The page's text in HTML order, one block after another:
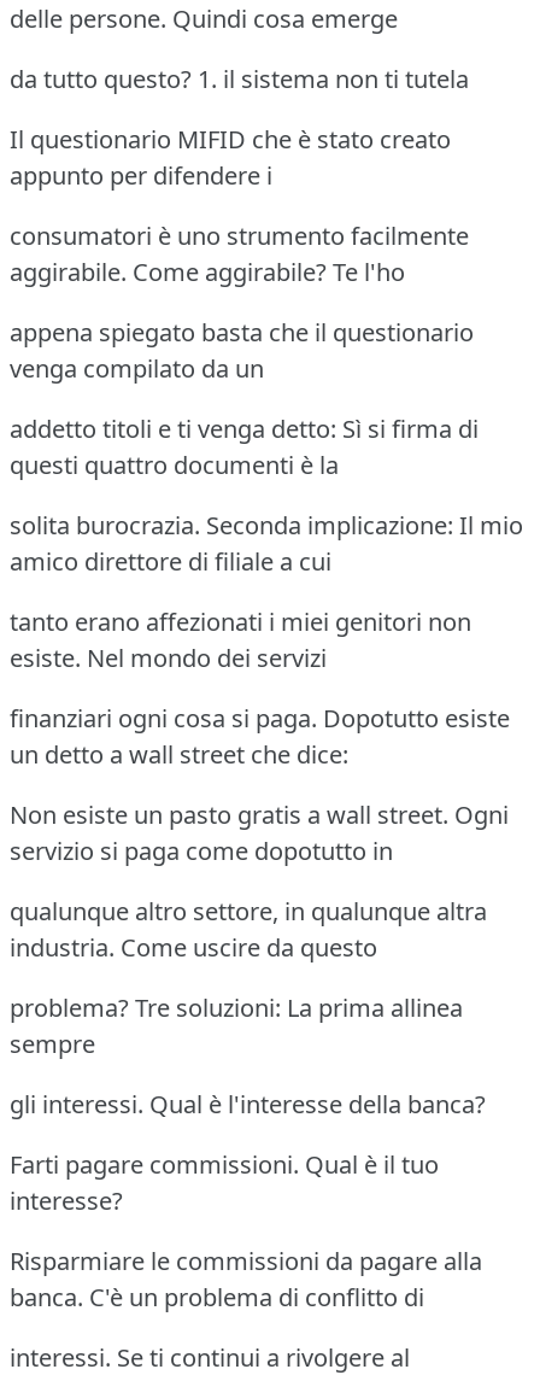
delle persone. Quindi cosa emerge
da tutto questo? 1. il sistema non ti tutela
Il questionario MIFID che è stato creato
appunto per difendere i
consumatori è uno strumento facilmente
aggirabile. Come aggirabile? Te l'ho
appena spiegato basta che il questionario
venga compilato da un
addetto titoli e ti venga detto: Sì si firma di
questi quattro documenti è la
solita burocrazia. Seconda implicazione: Il mio
amico direttore di filiale a cui
tanto erano affezionati i miei genitori non
esiste. Nel mondo dei servizi
finanziari ogni cosa si paga. Dopotutto esiste
un detto a wall street che dice:
Non esiste un pasto gratis a wall street. Ogni
servizio si paga come dopotutto in
qualunque altro settore, in qualunque altra
industria. Come uscire da questo
problema? Tre soluzioni: La prima allinea
sempre
gli interessi. Qual è l'interesse della banca?
Farti pagare commissioni. Qual è il tuo
interesse?
Risparmiare le commissioni da pagare alla
banca. C'è un problema di conflitto di
interessi. Se ti continui a rivolgere al